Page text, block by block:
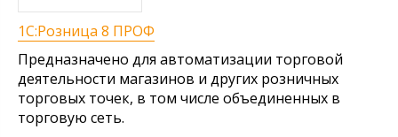
1С:Розница 8 ПРОФ
Предназначено для автоматизации торговой
деятельности магазинов и других розничных
торговых точек, в том числе объединенных в
торговую сеть.